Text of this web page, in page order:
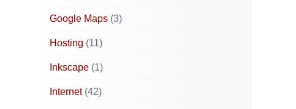
Google Maps (3)
Hosting (11)
Inkscape (1)
Internet(42)